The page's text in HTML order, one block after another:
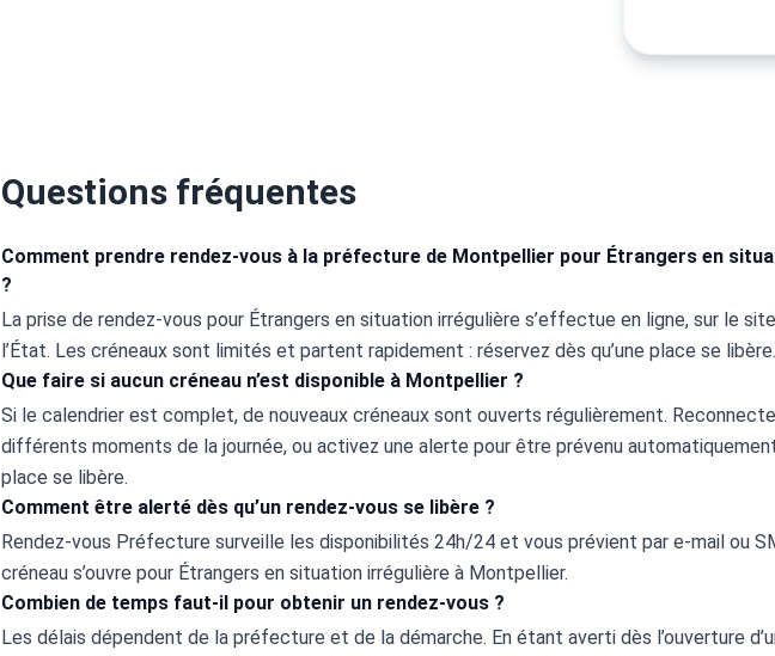
Questions fréquentes
Comment prendre rendez-vous à la préfecture de Montpellier pour Étrangers en
?
La prise de rendez-vous pour Étrangers en situation irrégulière s’effectue en ligne, sur le
l’État. Les créneaux sont limités et partent rapidement : réservez dès qu’une place se libère.
Que faire si aucun créneau n’est disponible à Montpellier ?
Si le calendrier est complet, de nouveaux créneaux sont ouverts régulièrement.
différents moments de la journée, ou activez une alerte pour être prévenu automatiquement
place se libère.
Comment être alerté dès qu’un rendez-vous se libère ?
Rendez-vous Préfecture surveille les disponibilités 24h/24 et vous prévient par e-mail ou
créneau s’ouvre pour Étrangers en situation irrégulière à Montpellier.
Combien de temps faut-il pour obtenir un rendez-vous ?
Les délais dépendent de la préfecture et de la démarche. En étant averti dès l’ouverture